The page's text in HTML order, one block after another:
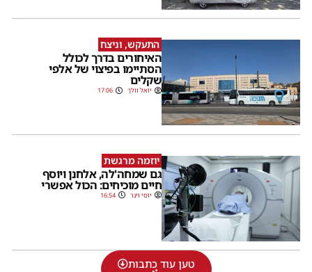
התעקש, וניצח
האיחורים בדרך לכולל
הסתיימו בפיצוי של אלפי
שקלים
יואל וולך 17:06
יוזמה מרגשת
גם שמחה'לה, אלחנן ויוסף
חיים מוכיחים: הכול אפשרי
יוסי וינר 16:54
טען עוד כתבות